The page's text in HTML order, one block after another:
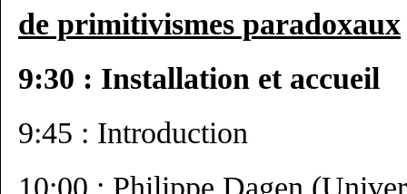
de primitivismes paradoxaux
9:30 : Installation et accueil
9:45 : Introduction
10:00 : Philippe Dagen